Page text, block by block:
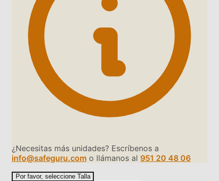
¿Necesitas más unidades? Escríbenos a
info@safeguru.com o llámanos al 951 20 48 06
Por favor, seleccione Talla